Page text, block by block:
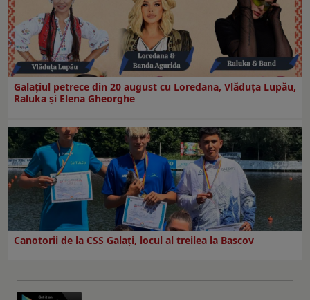
Galaţiul petrece din 20 august cu Loredana, Vlăduța Lupău,
Raluka și Elena Gheorghe
Canotorii de la CSS Galați, locul al treilea la Bascov